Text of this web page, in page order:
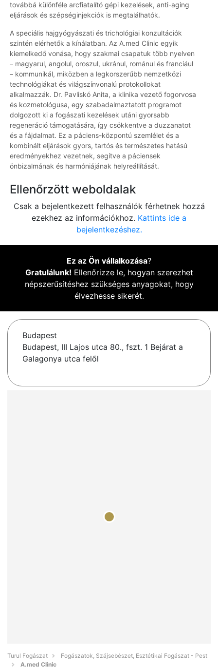
továbbá különféle arcfiatalító gépi kezelések, anti-aging
eljárások és szépséginjekciók is megtalálhatók.
A speciális hajgyógyászati és trichológiai konzultációk
szintén elérhetők a kínálatban. Az A.med Clinic egyik
kiemelkedő vonása, hogy szakmai csapatuk több nyelven
– magyarul, angolul, oroszul, ukránul, románul és franciául
– kommunikál, miközben a legkorszerűbb nemzetközi
technológiákat és világszínvonalú protokollokat
alkalmazzák. Dr. Pavliskó Anita, a klinika vezető fogorvosa
és kozmetológusa, egy szabadalmaztatott programot
dolgozott ki a fogászati kezelések utáni gyorsabb
regeneráció támogatására, így csökkentve a duzzanatot
és a fájdalmat. Ez a páciens-központú szemlélet és a
kombinált eljárások gyors, tartós és természetes hatású
eredményekhez vezetnek, segítve a páciensek
önbizalmának és harmóniájának helyreállítását.
Ellenőrzött weboldalak
Csak a bejelentkezett felhasználók férhetnek hozzá
ezekhez az információkhoz. Kattints ide a
bejelentkezéshez.
Ez az Ön vállalkozása?
Gratulálunk! Ellenőrizze le, hogyan szerezhet
népszerűsítéshez szükséges anyagokat, hogy
élvezhesse sikerét.
Budapest
Budapest, III Lajos utca 80., fszt. 1 Bejárat a
Galagonya utca felől
Turul Fogászat
Fogászatok, Szájsebészet, Esztétikai Fogászat - Pest
A.med Clinic